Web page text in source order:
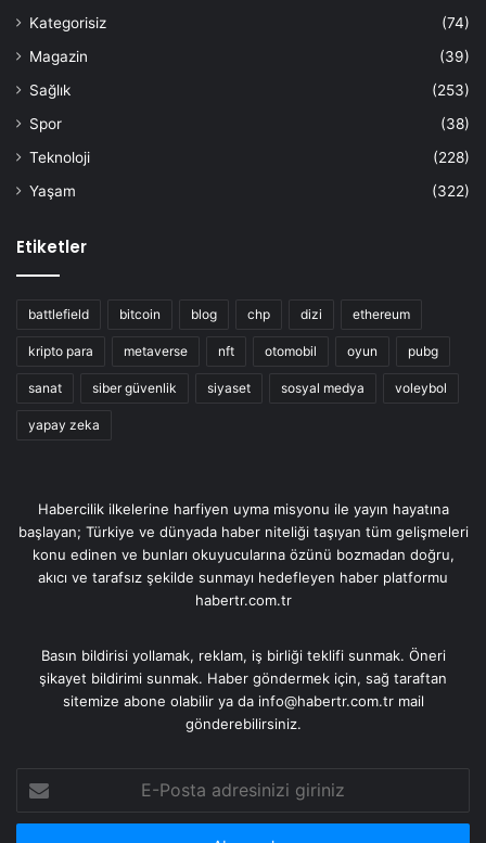
Kategorisiz
(74)
Magazin
(39)
Sağlık
(253)
Spor
(38)
Teknoloji
(228)
Yaşam
(322)
Etiketler
battlefield bitcoin blog chp dizi ethereum
kripto para metaverse nft otomobil oyun pubg
sanat siber güvenlik siyaset sosyal medya voleybol
yapay zeka
Habercilik ilkelerine harfiyen uyma misyonu ile yayın hayatına
başlayan; Türkiye ve dünyada haber niteliği taşıyan tüm gelişmeleri
konu edinen ve bunları okuyucularına özünü bozmadan doğru,
akıcı ve tarafsız şekilde sunmayı hedefleyen haber platformu
habertr.com.tr
Basın bildirisi yollamak, reklam, iş birliği teklifi sunmak. Öneri
şikayet bildirimi sunmak. Haber göndermek için, sağ taraftan
sitemize abone olabilir ya da info@habertr.com.tr mail
gönderebilirsiniz.
Posta
adresinizi